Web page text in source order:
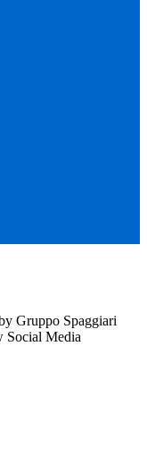
Gruppo Spaggiari
Social Media